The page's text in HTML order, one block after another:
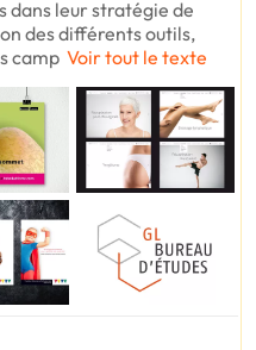
dans leur stratégie de
des différents outils,
camp Voir tout le texte